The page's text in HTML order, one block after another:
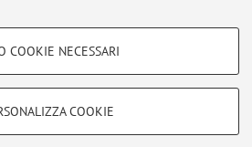
- FACOLTATIVI
COOKIE NECESSARI
COOKIE
tutti i contenuti del sito.